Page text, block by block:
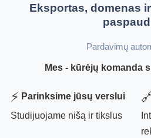
Eksportas, domenas
Pardavimų
Mes - kūrėjų komanda
⚡ Parinksime jūsų verslui
Studijuojame nišą ir tikslus